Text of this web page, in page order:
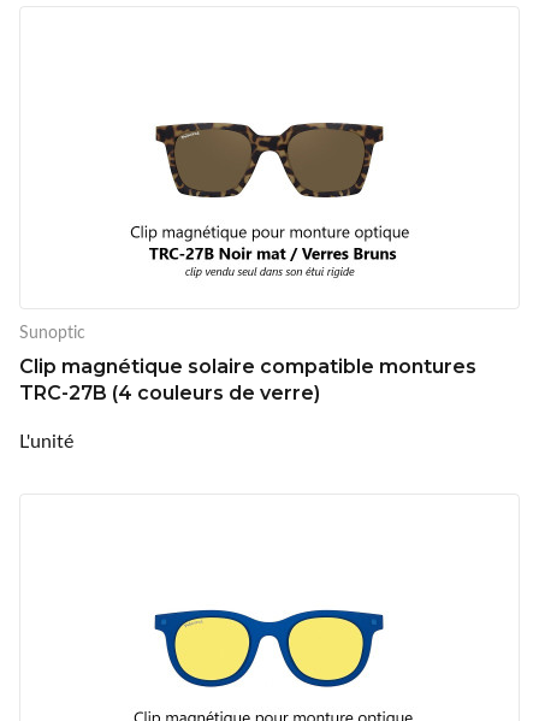
Sunoptic
Clip magnétique solaire compatible montures
TRC-27B (4 couleurs de verre)
L'unité